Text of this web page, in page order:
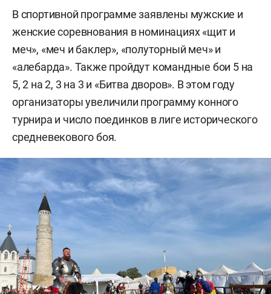
В спортивной программе заявлены мужские и
женские соревнования в номинациях «щит и
меч», «меч и баклер», «полуторный меч» и
«алебарда». Также пройдут командные бои 5 на
5, 2 на 2, 3 на 3 и «Битва дворов». В этом году
организаторы увеличили программу конного
турнира и число поединков в лиге исторического
средневекового боя.